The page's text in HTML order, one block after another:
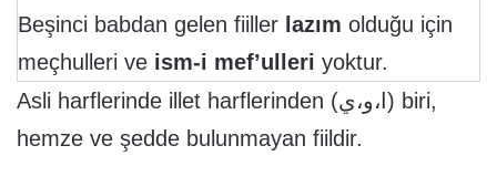
Beşinci babdan gelen fiiller lazım olduğu için
meçhulleri ve ism-i mef’ulleri yoktur.
Asli harflerinde illet harflerinden (ا،و،ي) biri,
hemze ve şedde bulunmayan fiildir.